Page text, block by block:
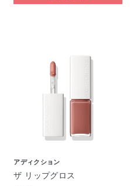
アディクション
ザ リップグロス